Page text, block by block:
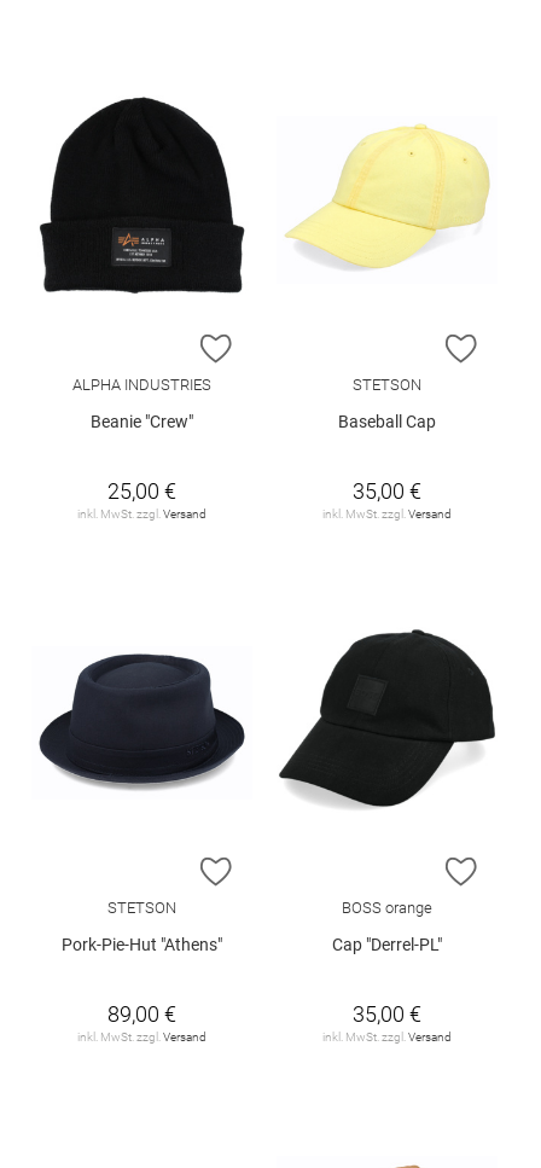
ZUR WUNSCHLISTE HINZUFÜGEN
ALPHA INDUSTRIES
Beanie "Crew"
25,00 €
inkl. MwSt. zzgl.Versand
ZUR
STETSON
Baseball Cap
35,00 €
inkl. MwSt. zzgl.Versand
ZUR WUNSCHLISTE HINZUFÜGEN
STETSON
Pork-Pie-Hut "Athens"
89,00 €
inkl. MwSt. zzgl. Versand
ZUR
BOSS orange
Cap "Derrel-PL"
35,00 €
inkl. MwSt. zzgl. Versand